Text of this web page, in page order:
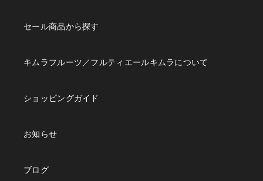
セール商品から探す
キムラフルーツ／フルティエールキムラについて
ショッピングガイド
お知らせ
ブログ